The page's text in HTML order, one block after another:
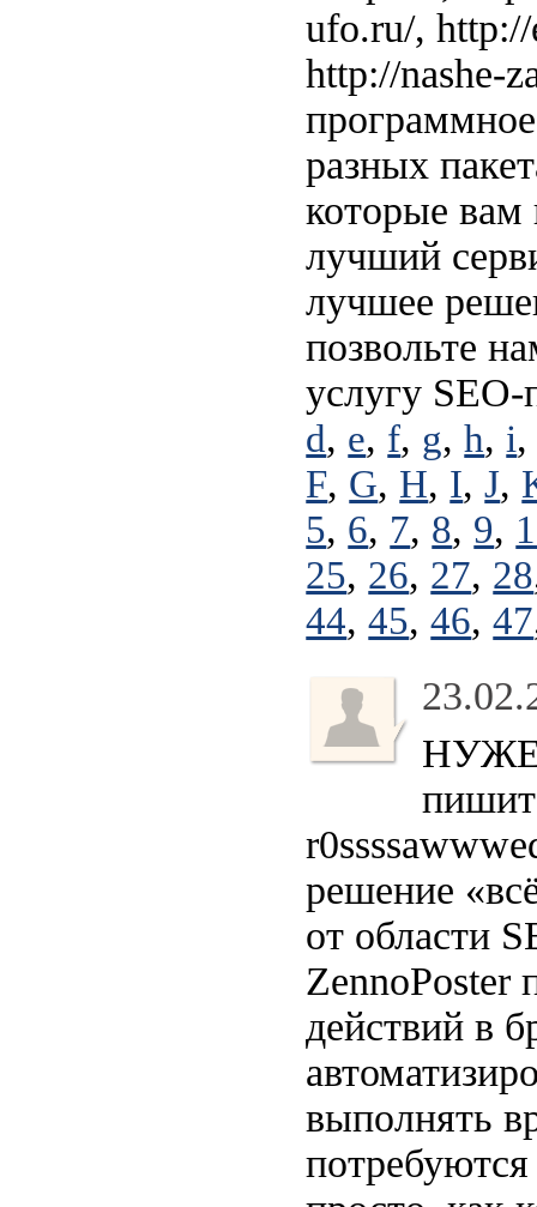
ufo.ru/,
http://nashe-
разных
которые вам
лучший
лучшее
позвольте
услугу
d, e, f, g,h, i
F, G, H, I,J,
5, 6, 7, 8, 9,
25, 26, 27, 28
44,45,46,47
решение
от области
ZennoPoster
действий в
выполнять